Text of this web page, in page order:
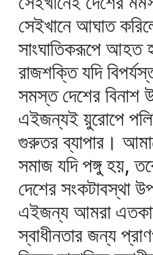
সেইখানে আঘাত
সাংঘাতিকরূপে আহত
রাজশক্তি যদি
সমস্ত দেশের বিনাশ
এইজন্যই য়ুরোপে
গুরুতর ব্যাপার।
সমাজ যদি পঙ্গু হয়,
দেশের সংকটাবস্থা
এইজন্য আমরা এতকাল
স্বাধীনতার জন্য